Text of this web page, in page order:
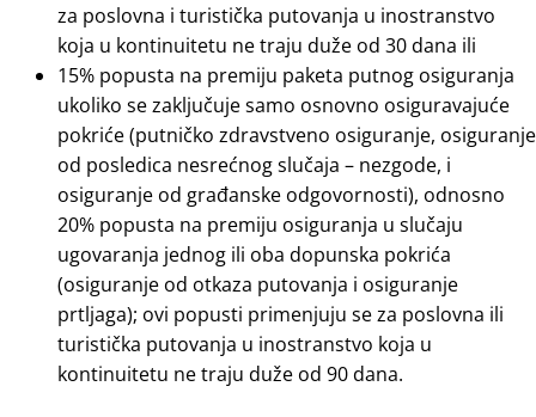
za poslovna i turistička putovanja u inostranstvo
koja u kontinuitetu ne traju duže od 30 dana ili
15% popusta na premiju paketa putnog osiguranja
ukoliko se zaključuje samo osnovno osiguravajuće
pokriće (putničko zdravstveno osiguranje, osiguranje
od posledica nesrećnog slučaja – nezgode, i
osiguranje od građanske odgovornosti), odnosno
20% popusta na premiju osiguranja u slučaju
ugovaranja jednog ili oba dopunska pokrića
(osiguranje od otkaza putovanja i osiguranje
prtljaga); ovi popusti primenjuju se za poslovna ili
turistička putovanja u inostranstvo koja u
kontinuitetu ne traju duže od 90 dana.